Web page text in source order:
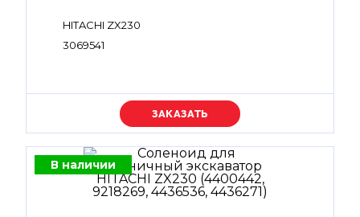
HITACHI ZX230
3069541
Уточняйте цену
В наличии